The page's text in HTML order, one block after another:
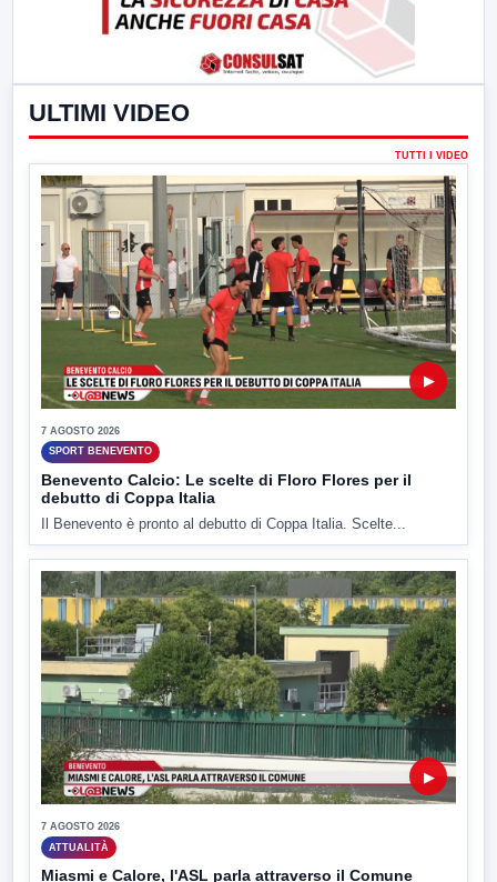
ULTIMI VIDEO
TUTTI I VIDEO
▶
7 AGOSTO 2026
SPORT BENEVENTO
Benevento Calcio: Le scelte di Floro Flores per il
debutto di Coppa Italia
Il Benevento è pronto al debutto di Coppa Italia. Scelte...
▶
7 AGOSTO 2026
ATTUALITÀ
Miasmi e Calore, l'ASL parla attraverso il Comune